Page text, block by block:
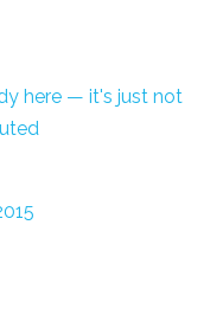
here — it's just not